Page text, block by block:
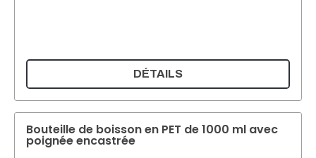
DÉTAILS
Bouteille de boisson en PET de 1000 ml avec
poignée encastrée